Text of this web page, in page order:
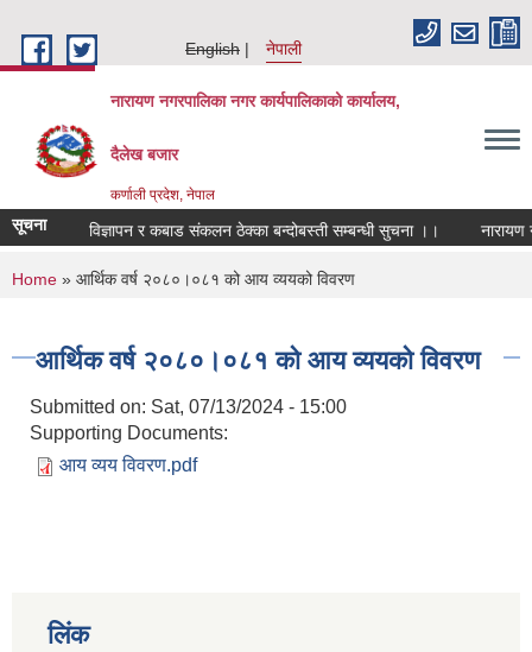
English
नेपाली
नारायण नगरपालिका नगर कार्यपालिकाको कार्यालय,
दैलेख बजार
कर्णाली प्रदेश, नेपाल
सूचनामाछा, विज्ञापन र कबाड संकलन ठेक्का बन्दोबस्ती सम्बन्धी सुचना ।। नारायण
You are here
Home » आर्थिक वर्ष २०८०।०८१ को आय व्ययको विवरण
आर्थिक वर्ष २०८०।०८१ को आय व्ययको विवरण
Submitted on: Sat, 07/13/2024 - 15:00
Supporting Documents:
आय व्यय विवरण.pdf
लिंक